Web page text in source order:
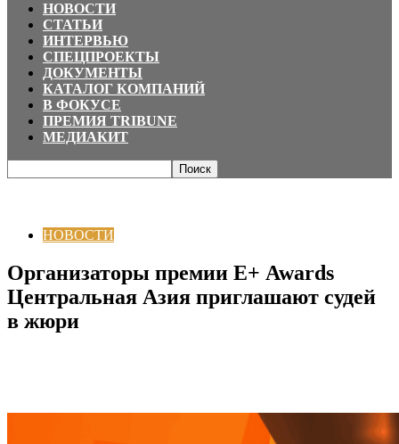
НОВОСТИ
СТАТЬИ
ИНТЕРВЬЮ
СПЕЦПРОЕКТЫ
ДОКУМЕНТЫ
КАТАЛОГ КОМПАНИЙ
В ФОКУСЕ
ПРЕМИЯ TRIBUNE
МЕДИАКИТ
НОВОСТИ
Организаторы премии Е+ Awards
Центральная Азия приглашают судей
в жюри